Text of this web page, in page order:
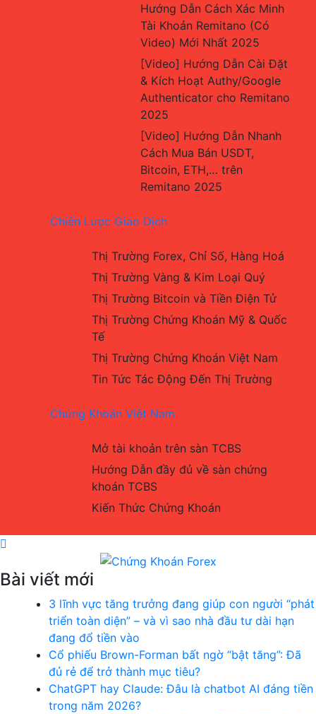
Hướng Dẫn Cách Xác Minh
Tài Khoản Remitano (Có
Video) Mới Nhất 2025
[Video] Hướng Dẫn Cài Đặt
& Kích Hoạt Authy/Google
Authenticator cho Remitano
2025
[Video] Hướng Dẫn Nhanh
Cách Mua Bán USDT,
Bitcoin, ETH,… trên
Remitano 2025
Chiến Lược Giao Dịch
Thị Trường Forex, Chỉ Số, Hàng Hoá
Thị Trường Vàng & Kim Loại Quý
Thị Trường Bitcoin và Tiền Điện Tử
Thị Trường Chứng Khoán Mỹ & Quốc
Tế
Thị Trường Chứng Khoán Việt Nam
Tin Tức Tác Động Đến Thị Trường
Chứng Khoán Việt Nam
Mở tài khoản trên sàn TCBS
Hướng Dẫn đầy đủ về sàn chứng
khoán TCBS
Kiến Thức Chứng Khoán
Chứng Khoán Forex
Blog chia sẻ về Chứng Khoán và Forex
Bài viết mới
3 lĩnh vực tăng trưởng đang giúp con người “phát
triển toàn diện” – và vì sao nhà đầu tư dài hạn
đang đổ tiền vào
Cổ phiếu Brown-Forman bất ngờ “bật tăng”: Đã
đủ rẻ để trở thành mục tiêu?
ChatGPT hay Claude: Đâu là chatbot AI đáng tiền
trong năm 2026?